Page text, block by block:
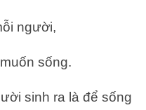
người,
sống.
sinh ra là để sống